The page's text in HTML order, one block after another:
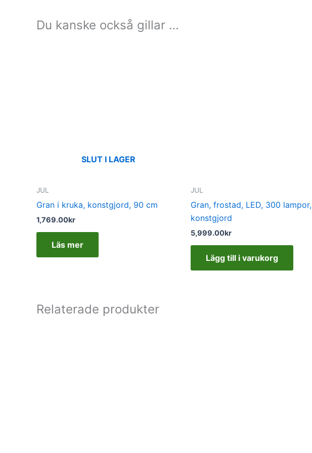
Du kanske också gillar …
SLUT I LAGER
JUL
Gran i kruka, konstgjord, 90 cm
1,769.00kr
Läs mer
JUL
Gran, frostad, LED, 300 lampor,
konstgjord
5,999.00kr
Lägg till i varukorg
Relaterade produkter